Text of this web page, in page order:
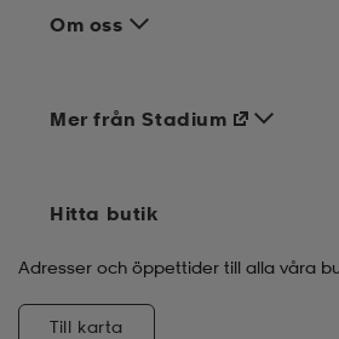
Om oss
Mer från Stadium
Hitta butik
Adresser och öppettider till alla våra
Till karta